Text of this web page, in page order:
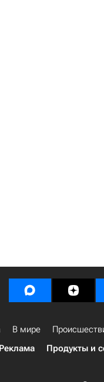
В мире
Реклама Продукты и